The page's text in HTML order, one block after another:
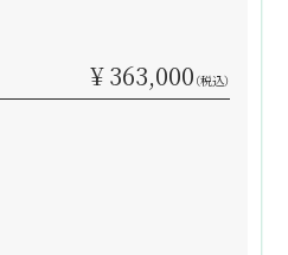
¥ 363,000 （税込）